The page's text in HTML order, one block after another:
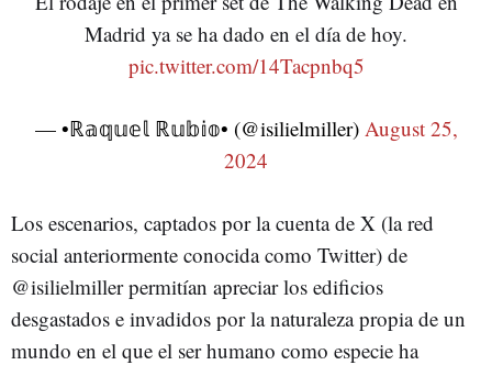
Madrid ya se ha dado en el día de hoy.
pic.twitter.com/14Tacpnbq5
— •ℝ𝕒𝕢𝕦𝕖𝕝 ℝ𝕦𝕓𝕚𝕠• (@isilielmiller) August 25,
2024
Los escenarios, captados por la cuenta de X (la red
social anteriormente conocida como Twitter) de
@isilielmiller permitían apreciar los edificios
desgastados e invadidos por la naturaleza propia de un
mundo en el que el ser humano como especie ha